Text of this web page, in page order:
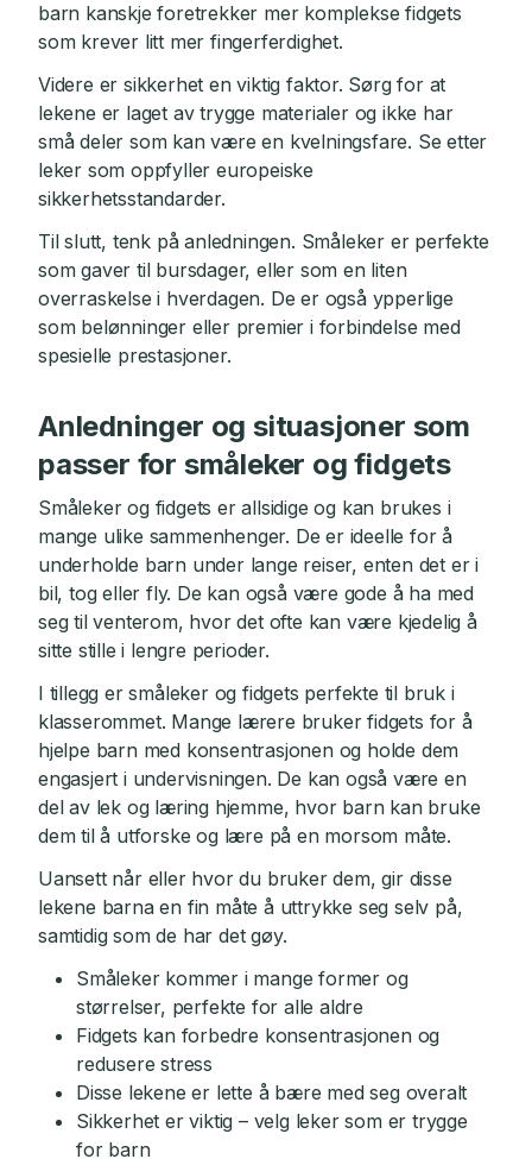
barn kanskje foretrekker mer komplekse fidgets
som krever litt mer fingerferdighet.
Videre er sikkerhet en viktig faktor. Sørg for at
lekene er laget av trygge materialer og ikke har
små deler som kan være en kvelningsfare. Se etter
leker som oppfyller europeiske
sikkerhetsstandarder.
Til slutt, tenk på anledningen. Småleker er perfekte
som gaver til bursdager, eller som en liten
overraskelse i hverdagen. De er også ypperlige
som belønninger eller premier i forbindelse med
spesielle prestasjoner.
Anledninger og situasjoner som
passer for småleker og fidgets
Småleker og fidgets er allsidige og kan brukes i
mange ulike sammenhenger. De er ideelle for å
underholde barn under lange reiser, enten det er i
bil, tog eller fly. De kan også være gode å ha med
seg til venterom, hvor det ofte kan være kjedelig å
sitte stille i lengre perioder.
I tillegg er småleker og fidgets perfekte til bruk i
klasserommet. Mange lærere bruker fidgets for å
hjelpe barn med konsentrasjonen og holde dem
engasjert i undervisningen. De kan også være en
del av lek og læring hjemme, hvor barn kan bruke
dem til å utforske og lære på en morsom måte.
Uansett når eller hvor du bruker dem, gir disse
lekene barna en fin måte å uttrykke seg selv på,
samtidig som de har det gøy.
Småleker kommer i mange former og
størrelser, perfekte for alle aldre
Fidgets kan forbedre konsentrasjonen og
redusere stress
Disse lekene er lette å bære med seg overalt
Sikkerhet er viktig – velg leker som er trygge
for barn